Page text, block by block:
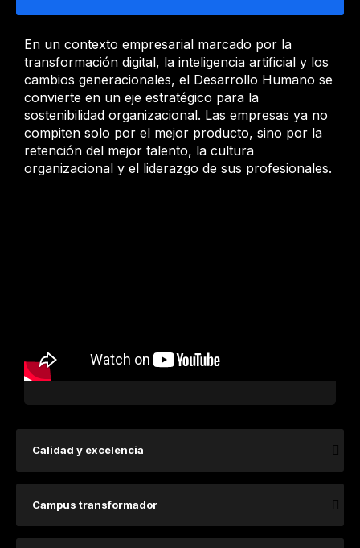
En un contexto empresarial marcado por la
transformación digital, la inteligencia artificial y los
cambios generacionales, el Desarrollo Humano se
convierte en un eje estratégico para la
sostenibilidad organizacional. Las empresas ya no
compiten solo por el mejor producto, sino por la
retención del mejor talento, la cultura
organizacional y el liderazgo de sus profesionales.
Calidad y excelencia
Campus transformador